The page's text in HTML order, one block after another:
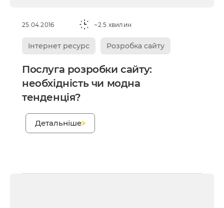
25.04.2016 ~2.5 хвилин
Інтернет ресурс Розробка сайту
Послуга розробки сайту:
необхідність чи модна
тенденція?
Детальніше